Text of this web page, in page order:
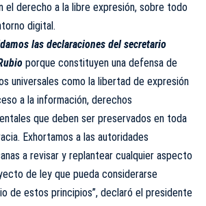
el derecho a la libre expresión, sobre todo
digital.
las declaraciones del secretario
porque constituyen una defensa de
universales como la libertad de expresión
a la información, derechos
que deben ser preservados en toda
Exhortamos a las autoridades
a revisar y replantear cualquier aspecto
de ley que pueda considerarse
de estos principios”, declaró el presidente